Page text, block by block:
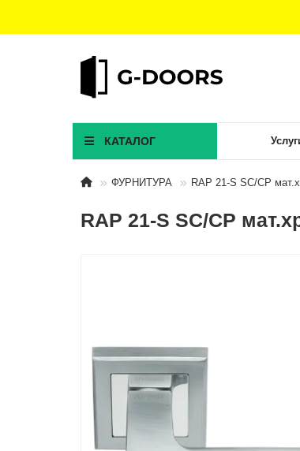
КАТАЛОГ
ФУРНИТУРА RAP 21-S SC/CP
RAP 21-S SC/CP